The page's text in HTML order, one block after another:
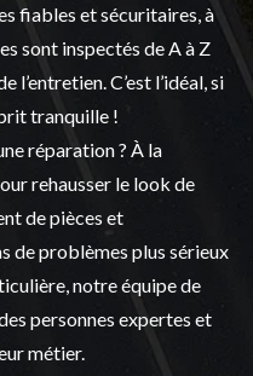
fiables et sécuritaires, à
sont inspectés de A à Z
l’entretien . C’est l’idéal, si
tranquille !
réparation ? À la
rehausser le look de
depièces et
de problèmes plus sérieux
notre équipe de
personnes expertes et
métier.